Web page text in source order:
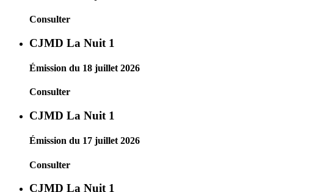
Consulter
CJMD La Nuit 1
Émission du 18 juillet 2026
Consulter
CJMD La Nuit 1
Émission du 17 juillet 2026
Consulter
CJMD La Nuit 1